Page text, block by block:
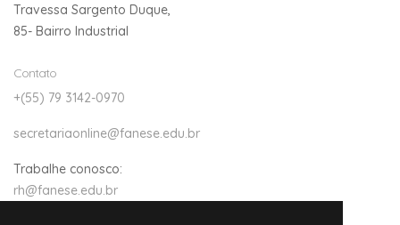
Travessa Sargento Duque,
85- Bairro Industrial
Contato
+(55) 79 3142-0970
secretariaonline@fanese.edu.br
Trabalhe conosco:
rh@fanese.edu.br